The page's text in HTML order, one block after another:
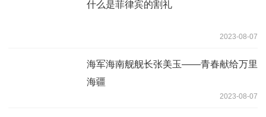
什么是菲律宾的割礼
2023-08-07
海军海南舰舰长张美玉——青春献给万里
海疆
2023-08-07